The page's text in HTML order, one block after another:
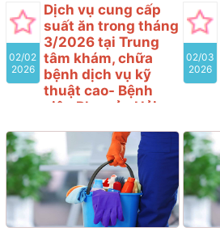
02/02
2026
Dịch vụ cung cấp
suất ăn trong tháng
3/2026 tại Trung
tâm khám, chữa
bệnh dịch vụ kỹ
thuật cao- Bệnh
viện Phụ sản Hải
Bệnh viện Phụ sản Hải
Phòng có nhu cầu tiếp
nhận báo giá để tham
khảo xây dựng giá gói
thầu, làm cơ sở tổ chức
lựa chọn nhà thầu cho gói
02/03
2026